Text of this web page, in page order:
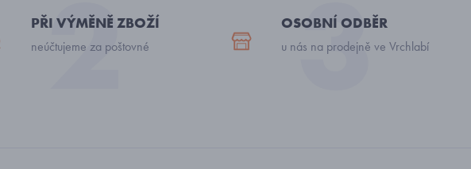
PŘI VÝMĚNĚ ZBOŽÍ
neúčtujeme za poštovné
OSOBNÍ ODBĚR
u nás na prodejně ve Vrchlabí